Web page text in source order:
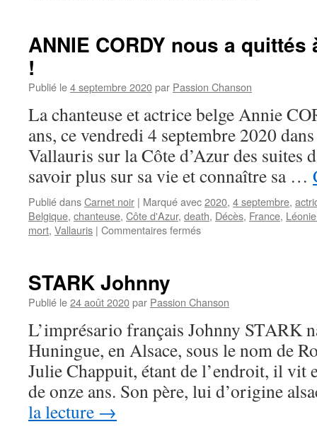
ANNIE CORDY nous a quittés
!
Publié le4 septembre 2020par Passion Chanson
La chanteuse et actrice belge Annie
ans, ce vendredi 4 septembre 2020
Vallauris sur la Côte d’Azur des suites
savoir plus sur sa vie et connaître sa …
Publié dansCarnet noir | Marqué avec2020, 4 septembre,
Belgique, chanteuse, Côte d'Azur, death, Décès, France,
mort, Vallauris | Commentaires ferméssur
quittés
l’âge
92
ans
STARK Johnny
Publié le24 août 2020par Passion Chanson
L’imprésario français Johnny STARK
Huningue, en Alsace, sous le nom de
Julie Chappuit, étant de l’endroit, il vit
de onze ans. Son père, lui d’origine
la lecture →